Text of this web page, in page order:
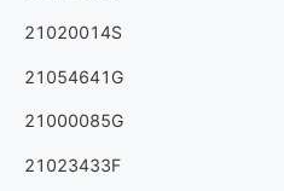
21020014S
21054641G
21000085G
21023433F